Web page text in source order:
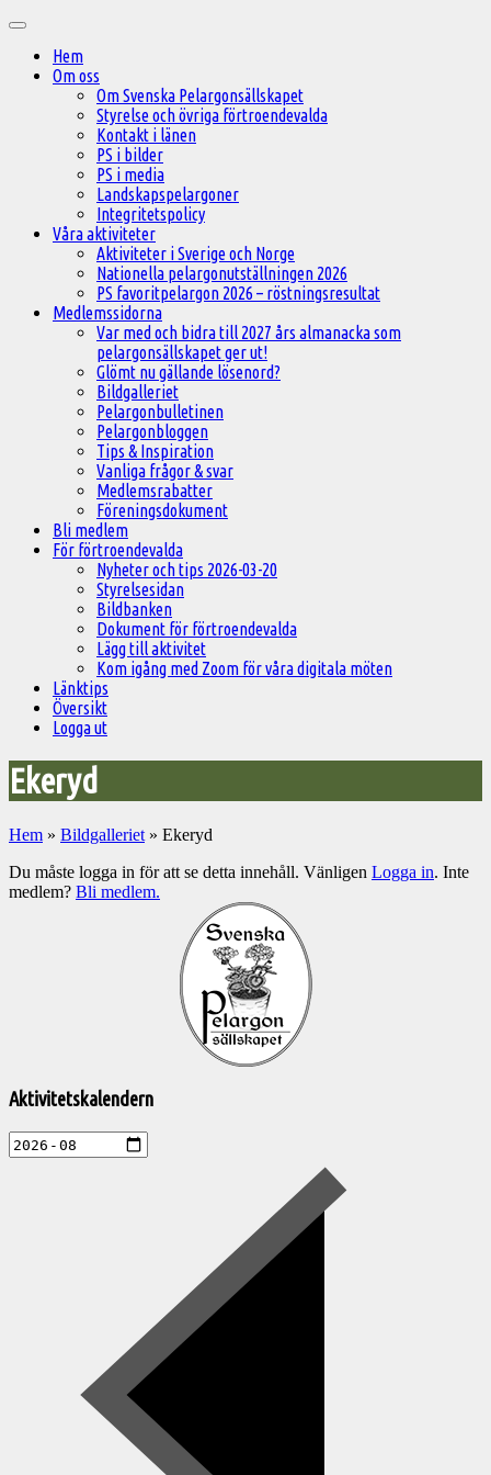
innehåll
Huvudmeny
Hem
Om oss
Om Svenska Pelargonsällskapet
Styrelse och övriga förtroendevalda
Kontakt i länen
PS i bilder
PS i media
Landskapspelargoner
Integritetspolicy
Våra aktiviteter
Aktiviteter i Sverige och Norge
Nationella pelargonutställningen 2026
PS favoritpelargon 2026 – röstningsresultat
Medlemssidorna
Var med och bidra till 2027 års almanacka som
pelargonsällskapet ger ut!
Glömt nu gällande lösenord?
Bildgalleriet
Pelargonbulletinen
Pelargonbloggen
Tips & Inspiration
Vanliga frågor & svar
Medlemsrabatter
Föreningsdokument
Bli medlem
För förtroendevalda
Nyheter och tips 2026-03-20
Styrelsesidan
Bildbanken
Dokument för förtroendevalda
Lägg till aktivitet
Kom igång med Zoom för våra digitala möten
Länktips
Översikt
Logga ut
Ekeryd
Hem » Bildgalleriet » Ekeryd
Du måste logga in för att se detta innehåll. Vänligen Logga in. Inte
medlem? Bli medlem.
Pelargonsällskapets
Aktivitetskalendern